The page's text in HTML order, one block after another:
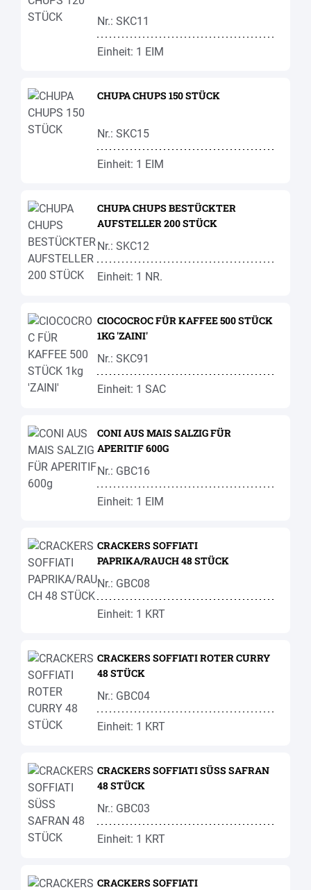
Nr.: SKC11
Einheit: 1 EIM
CHUPA CHUPS 150 STÜCK
Nr.: SKC15
Einheit: 1 EIM
CHUPA CHUPS BESTÜCKTER
AUFSTELLER 200 STÜCK
Nr.: SKC12
Einheit: 1 NR.
CIOCOCROC FÜR KAFFEE 500 STÜCK
1KG 'ZAINI'
Nr.: SKC91
Einheit: 1 SAC
CONI AUS MAIS SALZIG FÜR
APERITIF 600G
Nr.: GBC16
Einheit: 1 EIM
CRACKERS SOFFIATI
PAPRIKA/RAUCH 48 STÜCK
Nr.: GBC08
Einheit: 1 KRT
CRACKERS SOFFIATI ROTER CURRY
48 STÜCK
Nr.: GBC04
Einheit: 1 KRT
CRACKERS SOFFIATI SÜSS SAFRAN
48 STÜCK
Nr.: GBC03
Einheit: 1 KRT
CRACKERS SOFFIATI